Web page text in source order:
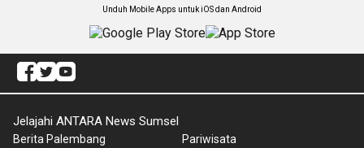
Unduh Mobile Apps untuk iOS dan Android
Jelajahi ANTARA News Sumsel
Berita Palembang Pariwisata